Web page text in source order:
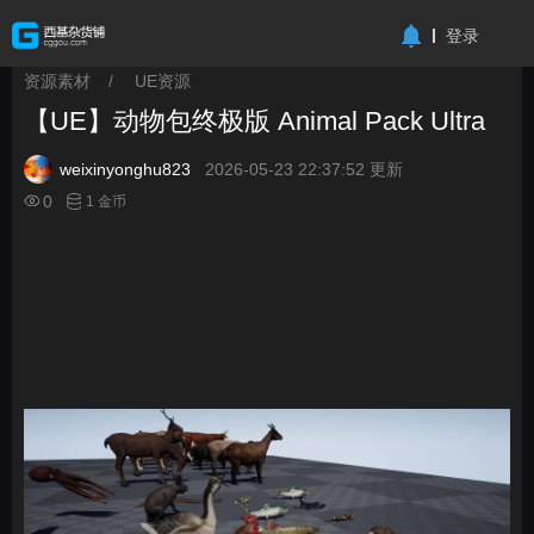
登录
资源素材 / UE资源
【UE】动物包终极版 Animal Pack Ultra
weixinyonghu823
2026-05-23 22:37:52 更新
0
1 金币